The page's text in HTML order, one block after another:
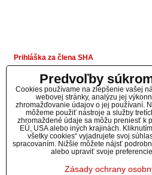
Prihláška za člena SHA
Predvoľby
Cookies používame na zlepšenie vašej
webovej stránky, analýzu jej
zhromažďovanie údajov o jej používaní.
môžeme použiť nástroje a služby
zhromaždené údaje sa môžu preniesť k
EÚ, USA alebo iných krajinách.
všetky cookies“ vyjadrujete svoj
spracovaním. Nižšie môžete nájsť
alebo upraviť svoje
Zásady ochrany